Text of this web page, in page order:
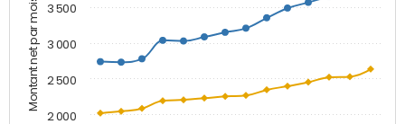
Montant net par mois (€)
2 000
2 500
3 000
3 500